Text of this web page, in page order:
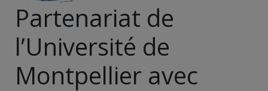
Partenariat de
l’Université de
Montpellier avec